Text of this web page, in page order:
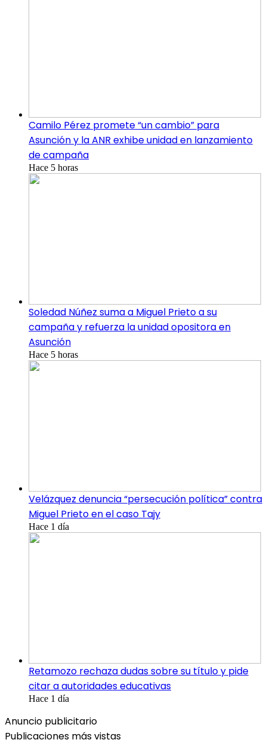
Camilo Pérez promete “un cambio” para
Asunción y la ANR exhibe unidad en lanzamiento
de campaña
Hace 5 horas
Soledad Núñez suma a Miguel Prieto a su
campaña y refuerza la unidad opositora en
Asunción
Hace 5 horas
Velázquez denuncia “persecución política” contra
Miguel Prieto en el caso Tajy
Hace 1 día
Retamozo rechaza dudas sobre su título y pide
citar a autoridades educativas
Hace 1 día
Anuncio publicitario
Publicaciones más vistas